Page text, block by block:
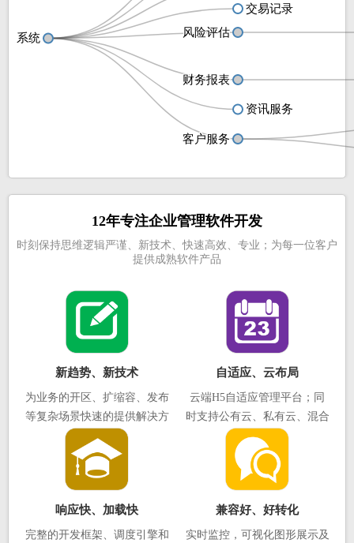
客户服务
客户服务
资讯服务
资讯服务
财务报表
财务报表
风险评估
风险评估
交易记录
交易记录
系统
系统
12年专注企业管理软件开发
时刻保持思维逻辑严谨、新技术、快速高效、专业；为每一位客户
提供成熟软件产品
新趋势、新技术
为业务的开区、扩缩容、发布
等复杂场景快速的提供解决方
案，助您轻松实现一站式调度
自适应、云布局
云端H5自适应管理平台；同
时支持公有云、私有云、混合
云的服务器，支持无限性能拓
展
响应快、加载快
完整的开发框架、调度引擎和
兼容好、好转化
实时监控，可视化图形展示及